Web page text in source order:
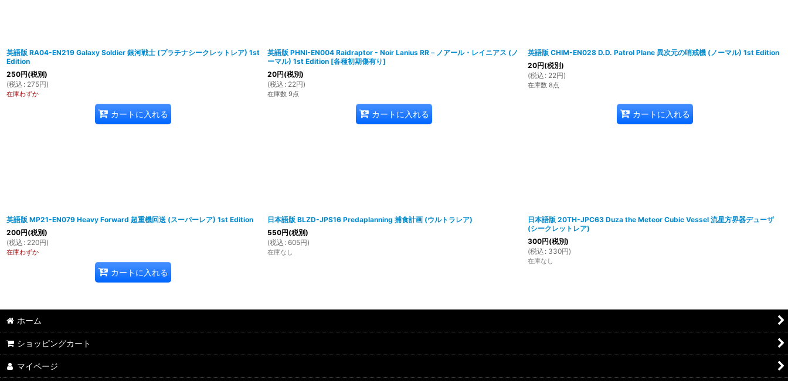
英語版 RA04-EN219 Galaxy Soldier 銀河戦士 (プラチナシークレットレア) 1st
Edition
250円(税別)
(税込 : 275円)
在庫わずか
カートに入れる
英語版 PHNI-EN004 Raidraptor - Noir Lanius RR－ノアール・レイニアス (ノ
ーマル) 1st Edition [各種初期傷有り]
20円(税別)
(税込 : 22円)
在庫数 9点
カートに入れる
英語版 CHIM-EN028 D.D. Patrol Plane 異次元の哨戒機 (ノーマル) 1st Edition
20円(税別)
(税込 : 22円)
在庫数 8点
カートに入れる
英語版 MP21-EN079 Heavy Forward 超重機回送 (スーパーレア) 1st Edition
200円(税別)
(税込 : 220円)
在庫わずか
カートに入れる
日本語版 BLZD-JPS16 Predaplanning 捕食計画 (ウルトラレア)
550円(税別)
(税込 : 605円)
在庫なし
日本語版 20TH-JPC63 Duza the Meteor Cubic Vessel 流星方界器デューザ
(シークレットレア)
300円(税別)
(税込 : 330円)
在庫なし
ホーム
ショッピングカート
マイページ